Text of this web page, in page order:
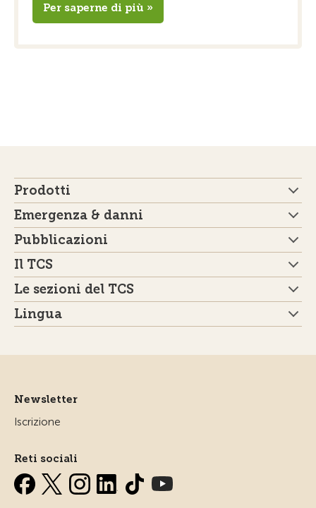
Per saperne di più »
Prodotti
Emergenza & danni
Pubblicazioni
Il TCS
Le sezioni del TCS
Lingua
Newsletter
Iscrizione
Reti sociali